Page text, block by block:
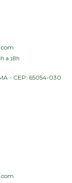
a 18h
- CEP: 65054-030